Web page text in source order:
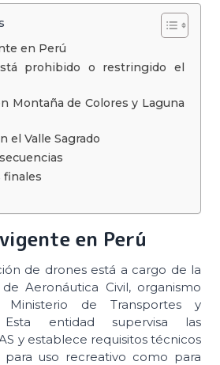
en Perú
prohibido o restringido el
Montaña de Colores y Laguna
el Valle Sagrado
finales
en Perú
de drones está a cargo de la
Aeronáutica Civil, organismo
Ministerio de Transportes y
Esta entidad supervisa las
y establece requisitos técnicos
uso recreativo como para